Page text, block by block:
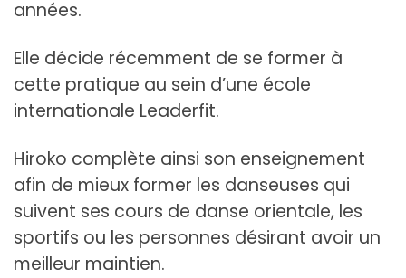
années.
Elle décide récemment de se former à
cette pratique au sein d’une école
internationale Leaderfit.
Hiroko complète ainsi son enseignement
afin de mieux former les danseuses qui
suivent ses cours de danse orientale, les
sportifs ou les personnes désirant avoir un
meilleur maintien.